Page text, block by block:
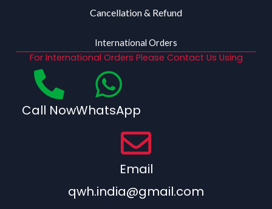
Cancellation & Refund
International Orders
For International Orders Please Contact Us Using
Call NowWhatsApp
Email
qwh.india@gmail.com